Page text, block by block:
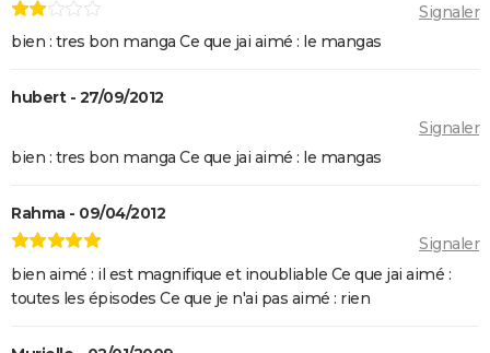
Signaler
bien : tres bon manga Ce que jai aimé : le mangas
hubert - 27/09/2012
Signaler
bien : tres bon manga Ce que jai aimé : le mangas
Rahma - 09/04/2012
Signaler
bien aimé : il est magnifique et inoubliable Ce que jai aimé :
toutes les épisodes Ce que je n'ai pas aimé : rien